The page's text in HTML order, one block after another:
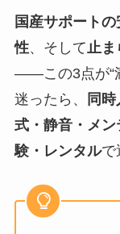
国産サポート
性、そして止ま
——この3点が“
迷ったら、
同
式・静音・メン
験・レンタルで